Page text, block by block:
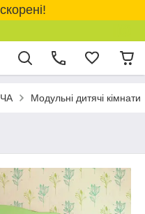
Модульні дитячі кімнати